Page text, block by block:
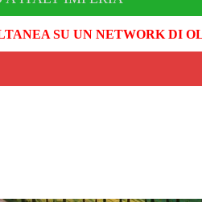
SU UN NETWORK DI